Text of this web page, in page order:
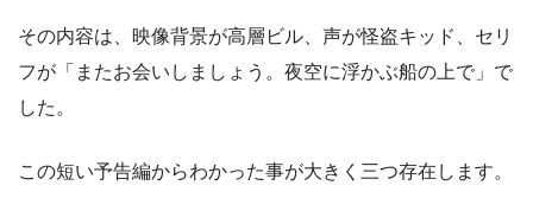
その内容は、映像背景が高層ビル、声が怪盗キッド、セリ
フが「またお会いしましょう。夜空に浮かぶ船の上で」で
した。
この短い予告編からわかった事が大きく三つ存在します。